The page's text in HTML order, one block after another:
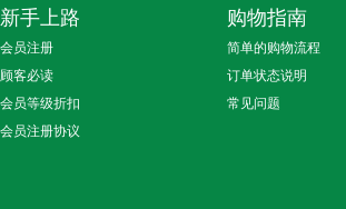
新手上路
会员注册
顾客必读
会员等级折扣
会员注册协议
购物指南
简单的购物流程
订单状态说明
常见问题